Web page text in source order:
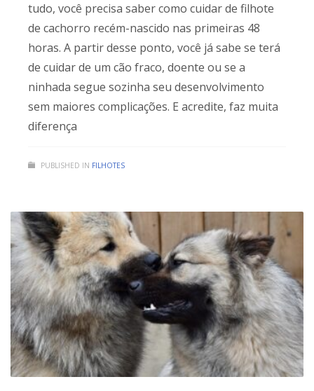
tudo, você precisa saber como cuidar de filhote
de cachorro recém-nascido nas primeiras 48
horas. A partir desse ponto, você já sabe se terá
de cuidar de um cão fraco, doente ou se a
ninhada segue sozinha seu desenvolvimento
sem maiores complicações. E acredite, faz muita
diferença
PUBLISHED IN FILHOTES